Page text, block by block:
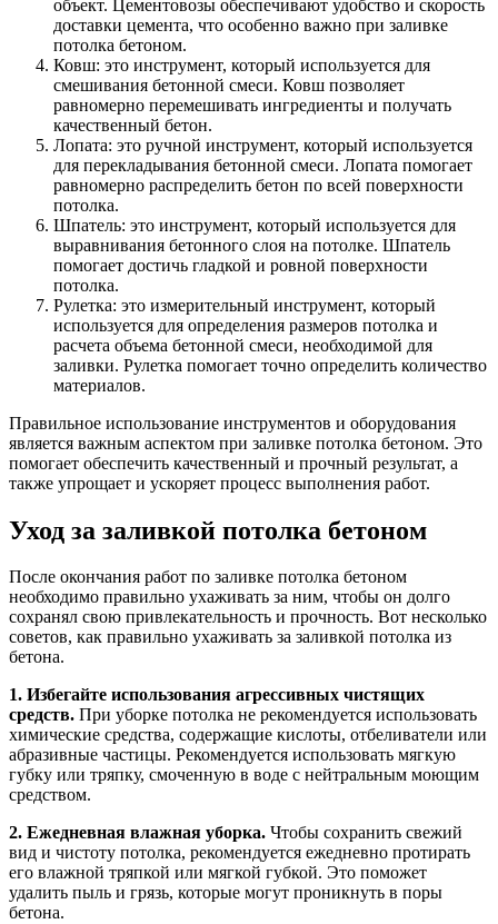
объект. Цементовозы обеспечивают удобство и скорость
доставки цемента, что особенно важно при заливке
потолка бетоном.
Ковш: это инструмент, который используется для
смешивания бетонной смеси. Ковш позволяет
равномерно перемешивать ингредиенты и получать
качественный бетон.
Лопата: это ручной инструмент, который используется
для перекладывания бетонной смеси. Лопата помогает
равномерно распределить бетон по всей поверхности
потолка.
Шпатель: это инструмент, который используется для
выравнивания бетонного слоя на потолке. Шпатель
помогает достичь гладкой и ровной поверхности
потолка.
Рулетка: это измерительный инструмент, который
используется для определения размеров потолка и
расчета объема бетонной смеси, необходимой для
заливки. Рулетка помогает точно определить количество
материалов.
Правильное использование инструментов и оборудования
является важным аспектом при заливке потолка бетоном. Это
помогает обеспечить качественный и прочный результат, а
также упрощает и ускоряет процесс выполнения работ.
Уход за заливкой потолка бетоном
После окончания работ по заливке потолка бетоном
необходимо правильно ухаживать за ним, чтобы он долго
сохранял свою привлекательность и прочность. Вот несколько
советов, как правильно ухаживать за заливкой потолка из
бетона.
1. Избегайте использования агрессивных чистящих
средств. При уборке потолка не рекомендуется использовать
химические средства, содержащие кислоты, отбеливатели или
абразивные частицы. Рекомендуется использовать мягкую
губку или тряпку, смоченную в воде с нейтральным моющим
средством.
2. Ежедневная влажная уборка. Чтобы сохранить свежий
вид и чистоту потолка, рекомендуется ежедневно протирать
его влажной тряпкой или мягкой губкой. Это поможет
удалить пыль и грязь, которые могут проникнуть в поры
бетона.